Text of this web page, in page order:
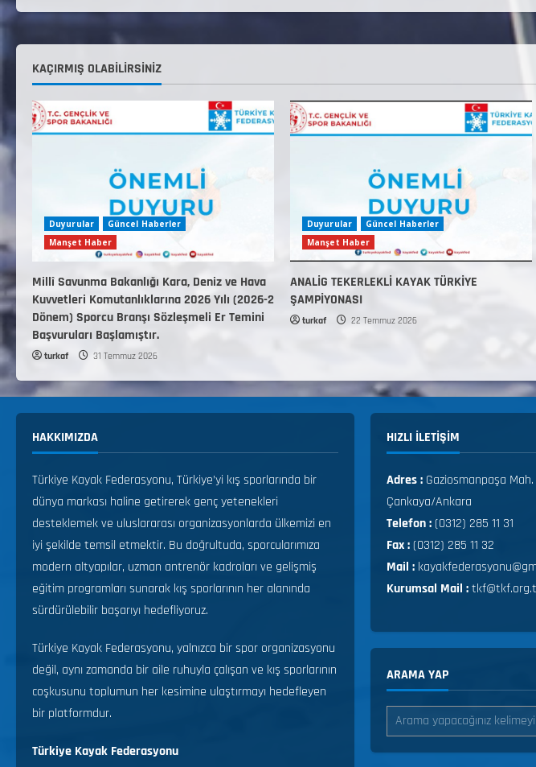
KAÇIRMIŞ OLABILIRSINIZ
Duyurular
Güncel Haberler
Manşet Haber
Millî Savunma Bakanlığı Kara, Deniz ve Hava
Kuvvetleri Komutanlıklarına 2026 Yılı (2026-2
Dönem) Sporcu Branşı Sözleşmeli Er Temini
Başvuruları Başlamıştır.
turkaf 31 Temmuz 2026
Duyurular
Güncel Haberler
Manşet Haber
ANALİG TEKERLEKLİ KAYAK TÜRKİYE
ŞAMPİYONASI
turkaf 22 Temmuz 2026
HAKKIMIZDA
Türkiye Kayak Federasyonu, Türkiye’yi kış sporlarında bir
dünya markası haline getirerek genç yetenekleri
desteklemek ve uluslararası organizasyonlarda ülkemizi en
iyi şekilde temsil etmektir. Bu doğrultuda, sporcularımıza
modern altyapılar, uzman antrenör kadroları ve gelişmiş
eğitim programları sunarak kış sporlarının her alanında
sürdürülebilir başarıyı hedefliyoruz.
Türkiye Kayak Federasyonu, yalnızca bir spor organizasyonu
değil, aynı zamanda bir aile ruhuyla çalışan ve kış sporlarının
coşkusunu toplumun her kesimine ulaştırmayı hedefleyen
bir platformdur.
Türkiye Kayak Federasyonu
HIZLI ILETIŞIM
Adres : Gaziosmanpaşa
Çankaya/Ankara
Telefon :(0312) 285 11 31
Fax :(0312) 285 11 32
Mail :
Kurumsal Mail :
ARAMA YAP